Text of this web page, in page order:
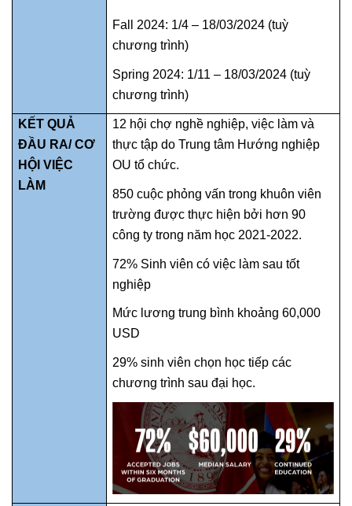
Fall 2024: 1/4 – 18/03/2024 (tuỳ
chương trình)
Spring 2024: 1/11 – 18/03/2024 (tuỳ
chương trình)
KẾT QUẢ
ĐẦU RA/ CƠ
HỘI VIỆC
LÀM
12 hội chợ nghề nghiệp, việc làm và
thực tập do Trung tâm Hướng nghiệp
OU tổ chức.
850 cuộc phỏng vấn trong khuôn viên
trường được thực hiện bởi hơn 90
công ty trong năm học 2021-2022.
72% Sinh viên có việc làm sau tốt
nghiệp
Mức lương trung bình khoảng 60,000
USD
29% sinh viên chọn học tiếp các
chương trình sau đại học.